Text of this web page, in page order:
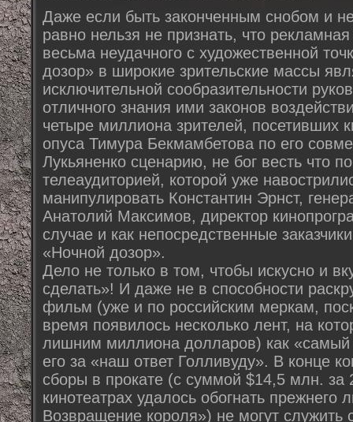
Даже если быть законченным снобом и
равно нельзя не признать, что
весьма неудачного с художественной
дозор» в широкие зрительские массы
исключительной сообразительности
отличного знания ими законов
четыре миллиона зрителей, посетивших
опуса Тимура Бекмамбетова по его
Лукьяненко сценарию, не бог весть что
телеаудиторией, которой уже
манипулировать Константин Эрнст,
Анатолий Максимов, директор
случае и как непосредственные
«Ночной дозор».
Дело не только в том, чтобы искусно и
сделать»! И даже не в способности
фильм (уже и по российским меркам,
время появилось несколько лент, на
лишним миллиона долларов) как
его за «наш ответ Голливуду». В конце
сборы в прокате (с суммой $14,5 млн. за
кинотеатрах удалось обогнать прежнего
Возвращение короля») не могут служить